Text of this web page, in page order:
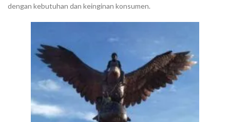
dengan kebutuhan dan keinginan konsumen.